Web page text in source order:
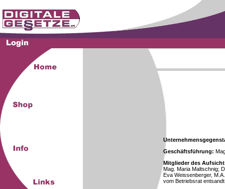
Geschäftsführung:
Mitglieder des
Mag. Maria Maltschnig;
Eva Weissenberger,
vom Betriebsrat